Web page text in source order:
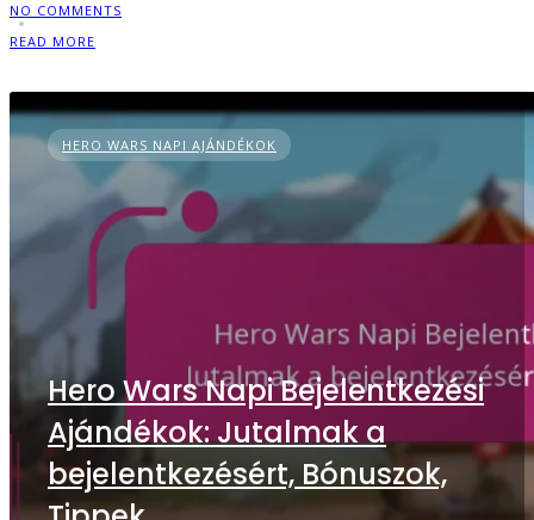
NO COMMENTS
READ MORE
HERO WARS NAPI AJÁNDÉKOK
Hero Wars Napi Bejelentkezési
Ajándékok: Jutalmak a
bejelentkezésért, Bónuszok,